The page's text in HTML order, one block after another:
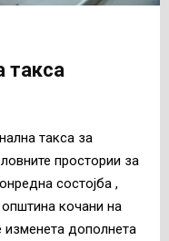
такса
такса за
простории за
состојба ,
кочани на
дополнета